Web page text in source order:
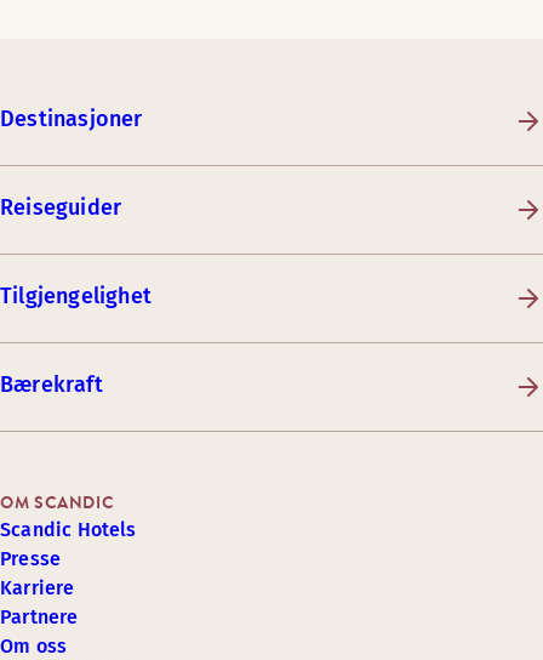
Destinasjoner
Reiseguider
Tilgjengelighet
Bærekraft
OM SCANDIC
Scandic Hotels
Presse
Karriere
Partnere
Om oss